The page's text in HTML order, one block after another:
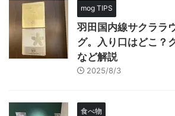
mog TIPS
羽田国内線サクララ
グ。入り口はどこ？
など解説
2025/8/3
食べ物